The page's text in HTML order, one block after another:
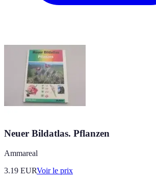
Neuer Bildatlas. Pflanzen
Ammareal
3.19 EURVoir le prix